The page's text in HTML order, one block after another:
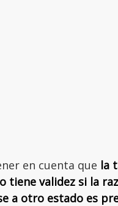
en cuenta que la
tiene validez si la
a otro estado es